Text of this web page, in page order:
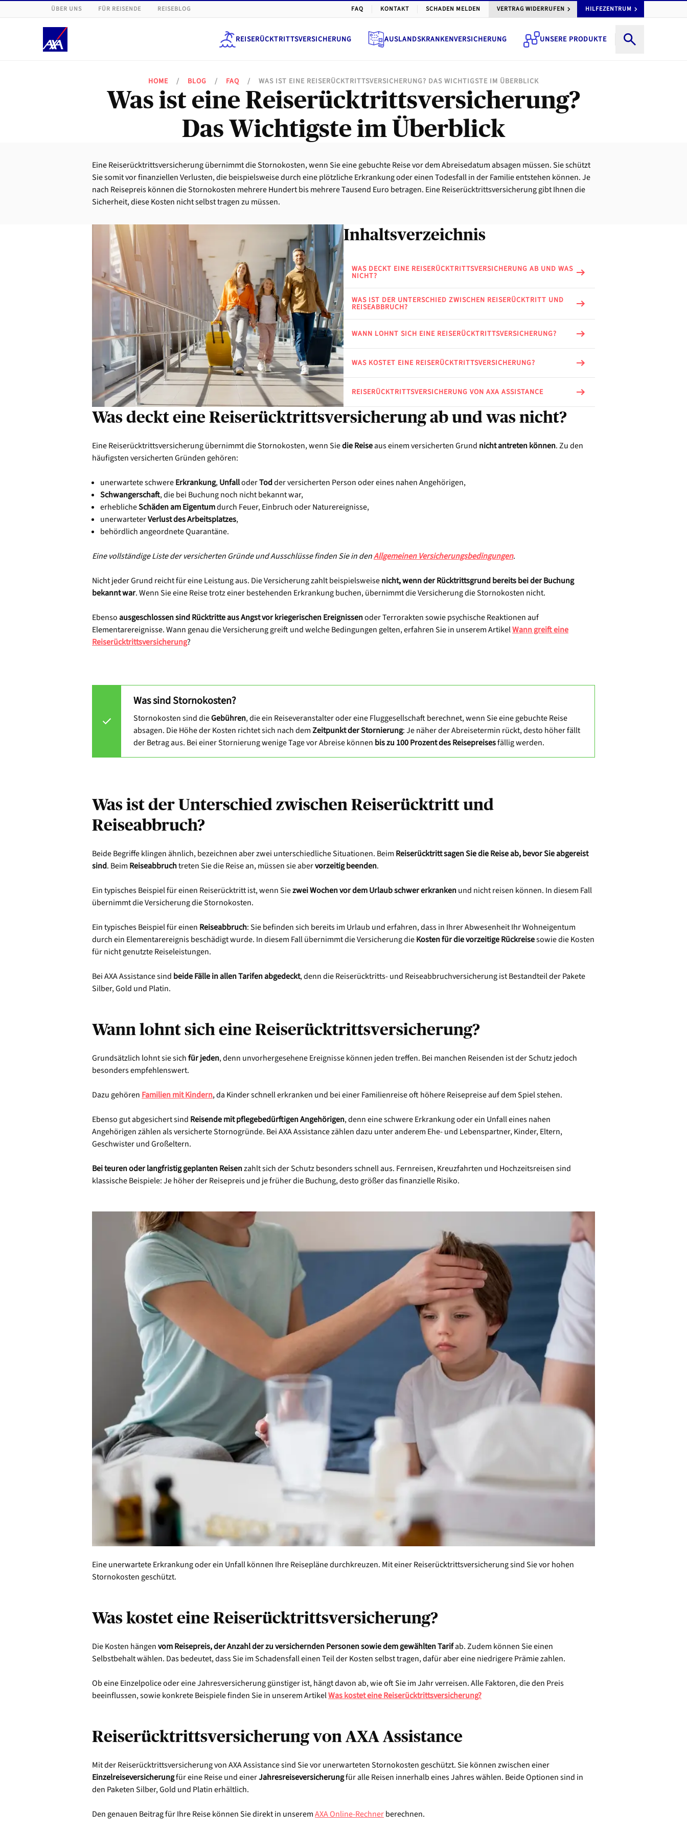
ÜBER UNS FÜR REISENDE REISEBLOG FAQ KONTAKT SCHADEN MELDEN VERTRAG WIDERRUFEN HILFEZENTRUM
REISERÜCKTRITTSVERSICHERUNG AUSLANDSKRANKENVERSICHERUNG UNSERE PRODUKTE
HOME / BLOG / FAQ / WAS IST EINE REISERÜCKTRITTSVERSICHERUNG? DAS WICHTIGSTE IM ÜBERBLICK
Was ist eine Reiserücktrittsversicherung?
Das Wichtigste im Überblick
Eine Reiserücktrittsversicherung übernimmt die Stornokosten, wenn Sie eine gebuchte Reise vor dem Abreisedatum absagen müssen. Sie schützt
Sie somit vor finanziellen Verlusten, die beispielsweise durch eine plötzliche Erkrankung oder einen Todesfall in der Familie entstehen können. Je
nach Reisepreis können die Stornokosten mehrere Hundert bis mehrere Tausend Euro betragen. Eine Reiserücktrittsversicherung gibt Ihnen die
Sicherheit, diese Kosten nicht selbst tragen zu müssen.
Inhaltsverzeichnis
WAS DECKT EINE REISERÜCKTRITTSVERSICHERUNG AB UND WAS
NICHT?
WAS IST DER UNTERSCHIED ZWISCHEN REISERÜCKTRITT UND
REISEABBRUCH?
WANN LOHNT SICH EINE REISERÜCKTRITTSVERSICHERUNG?
WAS KOSTET EINE REISERÜCKTRITTSVERSICHERUNG?
REISERÜCKTRITTSVERSICHERUNG VON AXA ASSISTANCE
Was deckt eine Reiserücktrittsversicherung ab und was nicht?
Eine Reiserücktrittsversicherung übernimmt die Stornokosten, wenn Siedie Reiseaus einem versicherten Grund nicht antreten können. Zu den
häufigsten versicherten Gründen gehören:
unerwartete schwereErkrankung,UnfalloderTodder versicherten Person oder eines nahen Angehörigen,
Schwangerschaft, die bei Buchung noch nicht bekannt war,
erheblicheSchäden am Eigentumdurch Feuer, Einbruch oder Naturereignisse,
unerwarteterVerlust des Arbeitsplatzes,
behördlich angeordnete Quarantäne.
Eine vollständige Liste der versicherten Gründe und Ausschlüsse finden Sie in denAllgemeinen Versicherungsbedingungen.
Nicht jeder Grund reicht für eine Leistung aus. Die Versicherung zahlt beispielsweisenicht, wenn der Rücktrittsgrund bereits bei der Buchung
bekannt war. Wenn Sie eine Reise trotz einer bestehenden Erkrankung buchen, übernimmt die Versicherung die Stornokosten nicht.
Ebensoausgeschlossen sind Rücktritte aus Angst vor kriegerischen Ereignissenoder Terrorakten sowie psychische Reaktionen auf
Elementarereignisse. Wann genau die Versicherung greift und welche Bedingungen gelten, erfahren Sie in unserem ArtikelWann greift eine
Reiserücktrittsversicherung?
Was sind Stornokosten?
Stornokosten sind dieGebühren, die ein Reiseveranstalter oder eine Fluggesellschaft berechnet, wenn Sie eine gebuchte Reise
absagen. Die Höhe der Kosten richtet sich nach demZeitpunkt der Stornierung: Je näher der Abreisetermin rückt, desto höher fällt
der Betrag aus. Bei einer Stornierung wenige Tage vor Abreise können bis zu 100 Prozent des Reisepreisesfällig werden.
Was ist der Unterschied zwischen Reiserücktritt und
Reiseabbruch?
Beide Begriffe klingen ähnlich, bezeichnen aber zwei unterschiedliche Situationen. Beim Reiserücktritt sagen Sie die Reise ab, bevor Sie abgereist
sind. Beim Reiseabbruchtreten Sie die Reise an, müssen sie abervorzeitig beenden.
Ein typisches Beispiel für einen Reiserücktritt ist, wenn Siezwei Wochen vor dem Urlaub schwer erkrankenund nicht reisen können. In diesem Fall
übernimmt die Versicherung die Stornokosten.
Ein typisches Beispiel für einen Reiseabbruch: Sie befinden sich bereits im Urlaub und erfahren, dass in Ihrer Abwesenheit Ihr Wohneigentum
durch ein Elementarereignis beschädigt wurde. In diesem Fall übernimmt die Versicherung dieKosten für die vorzeitige Rückreisesowie die Kosten
für nicht genutzte Reiseleistungen.
Bei AXA Assistance sind beide Fälle in allen Tarifen abgedeckt, denn die Reiserücktritts- und Reiseabbruchversicherung ist Bestandteil der Pakete
Silber, Gold und Platin.
Wann lohnt sich eine Reiserücktrittsversicherung?
Grundsätzlich lohnt sie sichfür jeden, denn unvorhergesehene Ereignisse können jeden treffen. Bei manchen Reisenden ist der Schutz jedoch
besonders empfehlenswert.
Dazu gehören Familien mit Kindern, da Kinder schnell erkranken und bei einer Familienreise oft höhere Reisepreise auf dem Spiel stehen.
Ebenso gut abgesichert sind Reisende mit pflegebedürftigen Angehörigen, denn eine schwere Erkrankung oder ein Unfall eines nahen
Angehörigen zählen als versicherte Stornogründe. Bei AXA Assistance zählen dazu unter anderem Ehe- und Lebenspartner, Kinder, Eltern,
Geschwister und Großeltern.
Bei teuren oder langfristig geplanten Reisenzahlt sich der Schutz besonders schnell aus. Fernreisen, Kreuzfahrten und Hochzeitsreisen sind
klassische Beispiele: Je höher der Reisepreis und je früher die Buchung, desto größer das finanzielle Risiko.
Eine unerwartete Erkrankung oder ein Unfall können Ihre Reisepläne durchkreuzen. Mit einer Reiserücktrittsversicherung sind Sie vor hohen
Stornokosten geschützt.
Was kostet eine Reiserücktrittsversicherung?
Die Kosten hängenvom Reisepreis, der Anzahl der zu versichernden Personen sowie dem gewählten Tarifab. Zudem können Sie einen
Selbstbehalt wählen. Das bedeutet, dass Sie im Schadensfall einen Teil der Kosten selbst tragen, dafür aber eine niedrigere Prämie zahlen.
Ob eine Einzelpolice oder eine Jahresversicherung günstiger ist, hängt davon ab, wie oft Sie im Jahr verreisen. Alle Faktoren, die den Preis
beeinflussen, sowie konkrete Beispiele finden Sie in unserem ArtikelWas kostet eine Reiserücktrittsversicherung?
Reiserücktrittsversicherung von AXA Assistance
Mit der Reiserücktrittsversicherung von AXA Assistance sind Sie vor unerwarteten Stornokosten geschützt. Sie können zwischen einer
Einzelreiseversicherungfür eine Reise und einerJahresreiseversicherungfür alle Reisen innerhalb eines Jahres wählen. Beide Optionen sind in
den Paketen Silber, Gold und Platin erhältlich.
Den genauen Beitrag für Ihre Reise können Sie direkt in unseremAXA Online-Rechnerberechnen.